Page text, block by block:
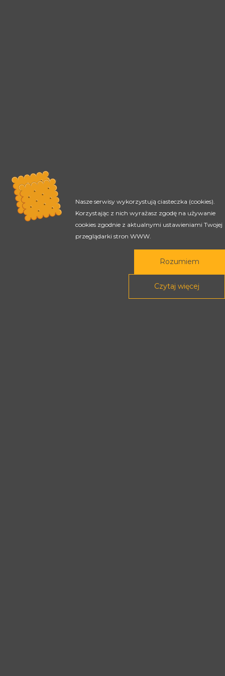
Nasze serwisy wykorzystują ciasteczka (cookies).
Korzystając z nich wyrażasz zgodę na używanie
cookies zgodnie z aktualnymi ustawieniami Twojej
przeglądarki stron WWW.
Rozumiem
Czytaj więcej